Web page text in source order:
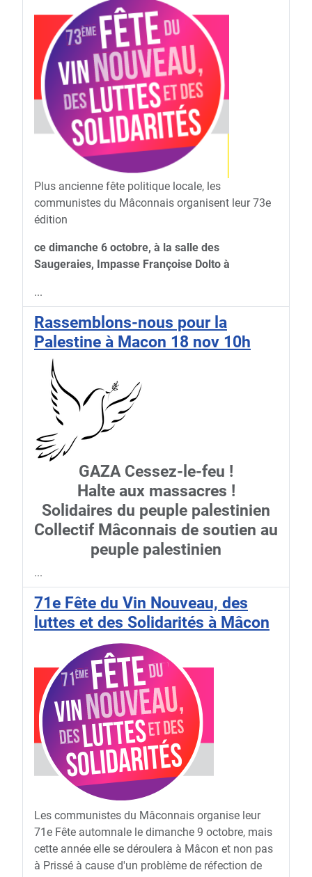
Plus ancienne fête politique locale, les
communistes du Mâconnais organisent leur 73e
édition
ce dimanche 6 octobre, à la salle des
Saugeraies, Impasse Françoise Dolto à
...
Rassemblons-nous pour la
Palestine à Macon 18 nov 10h
GAZA Cessez-le-feu !
Halte aux massacres !
Solidaires du peuple palestinien
Collectif Mâconnais de soutien au
peuple palestinien
...
71e Fête du Vin Nouveau, des
luttes et des Solidarités à Mâcon
Les communistes du Mâconnais organise leur
71e Fête automnale le dimanche 9 octobre, mais
cette année elle se déroulera à Mâcon et non pas
à Prissé à cause d'un problème de réfection de